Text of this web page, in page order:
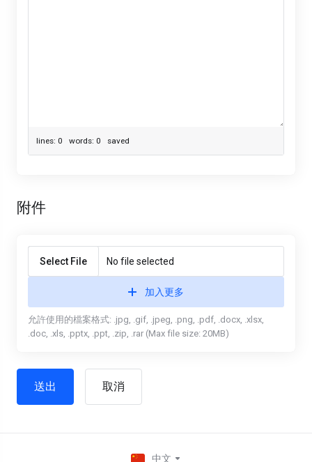
lines: 0 words: 0 saved
附件
Select File No file selected
加入更多
允許使用的檔案格式: .jpg, .gif, .jpeg, .png, .pdf, .docx, .xlsx,
.doc, .xls, .pptx, .ppt, .zip, .rar (Max file size: 20MB)
取消
中文